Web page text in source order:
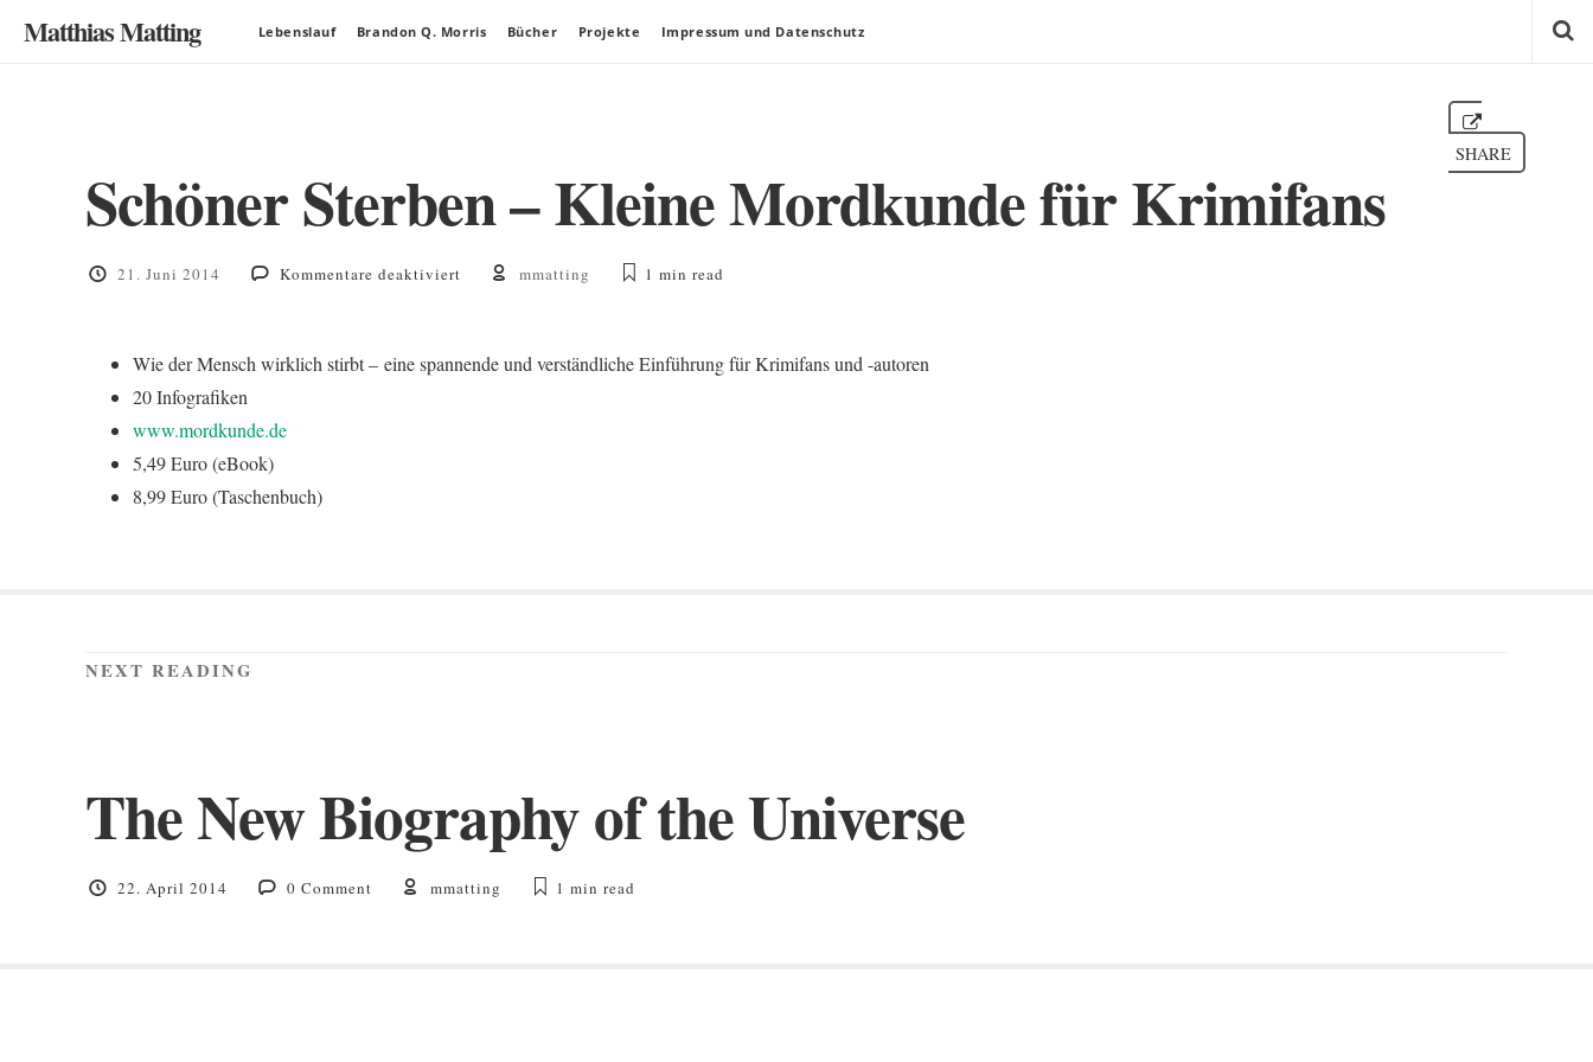
Matthias Matting Lebenslauf Brandon Q. Morris Bücher Projekte Impressum und Datenschutz
Schöner Sterben – Kleine Mordkunde für Krimifans
21. Juni 2014 Kommentare deaktiviertfür
Kleine
mmatting 1 min read
SHARE
Wie der Mensch wirklich stirbt – eine spannende und verständliche Einführung für Krimifans und -autoren
20 Infografiken
www.mordkunde.de
5,49 Euro (eBook)
8,99 Euro (Taschenbuch)
NEXT READING
The New Biography of the Universe
22. April 2014 0 Comment mmatting 1 min read